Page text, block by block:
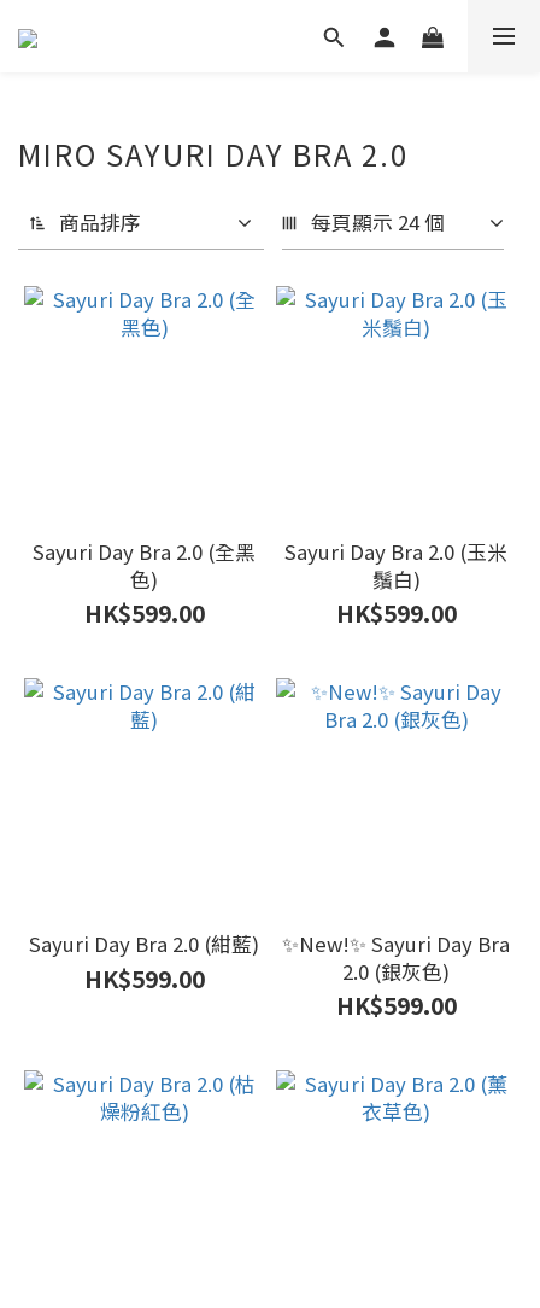
MIRO SAYURI DAY BRA 2.0
商品排序 每頁顯示 24 個
Sayuri Day Bra 2.0 (全黑
色)
HK$599.00
Sayuri Day Bra 2.0 (玉米
鬚白)
HK$599.00
Sayuri Day Bra 2.0 (紺藍)
HK$599.00
✨New!✨ Sayuri Day Bra
2.0 (銀灰色)
HK$599.00